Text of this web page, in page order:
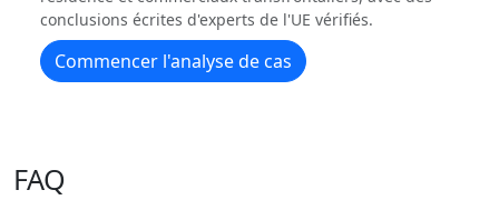
conclusions écrites d'experts de l'UE vérifiés.
Commencer l'analyse de cas
FAQ